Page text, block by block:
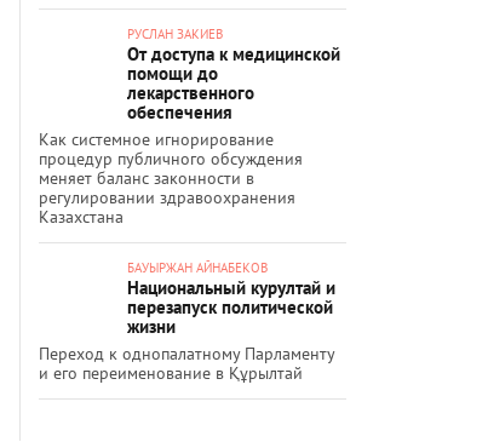
РУСЛАН ЗАКИЕВ
От доступа к медицинской
помощи до
лекарственного
обеспечения
Как системное игнорирование
процедур публичного обсуждения
меняет баланс законности в
регулировании здравоохранения
Казахстана
БАУЫРЖАН АЙНАБЕКОВ
Национальный курултай и
перезапуск политической
жизни
Переход к однопалатному Парламенту
и его переименование в Құрылтай